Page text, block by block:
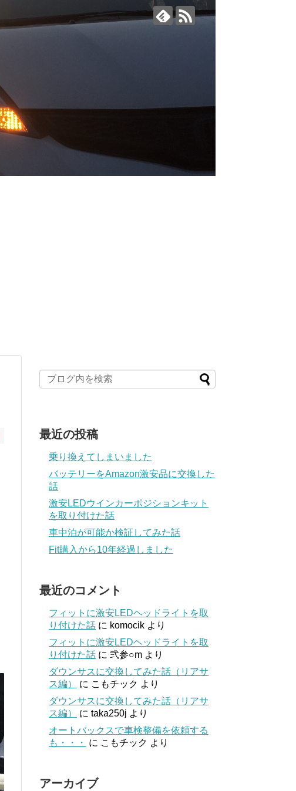
最近の投稿
乗り換えてしまいました
バッテリーをAmazon激安品に交換した
話
激安LEDウインカーポジションキット
を取り付けた話
車中泊が可能か検証してみた話
Fit購入から10年経過しました
最近のコメント
フィットに激安LEDヘッドライトを取
り付けた話 に komocik より
フィットに激安LEDヘッドライトを取
り付けた話 に 弐参○m より
ダウンサスに交換してみた話（リアサ
ス編）
に こもチック より
ダウンサスに交換してみた話（リアサ
ス編）
に taka250j より
オートバックスで車検整備を依頼する
も・・・
に こもチック より
アーカイブ